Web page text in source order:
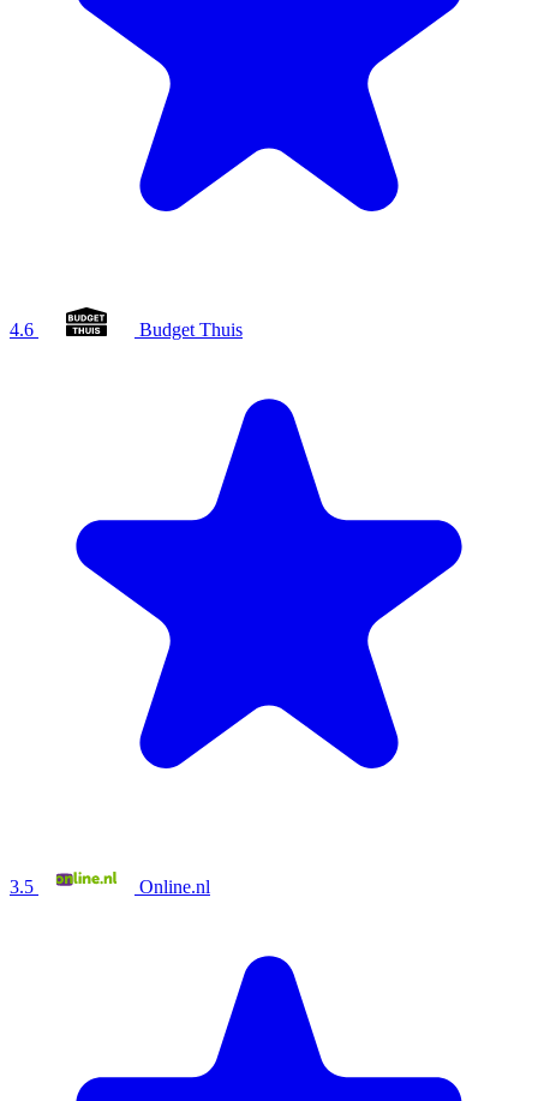
4.6 Budget Thuis
3.5 Online.nl